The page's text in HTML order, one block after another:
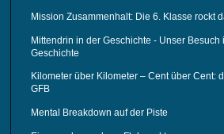
Mission Zusammenhalt: Die 6. Klasse rockt
Mittendrin in der Geschichte - Unser Besuch
Geschichte
Kilometer über Kilometer – Cent über Cent:
GFB
Mental Breakdown auf der Piste